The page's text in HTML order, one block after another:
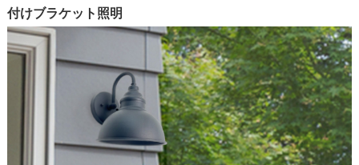
付けブラケット照明